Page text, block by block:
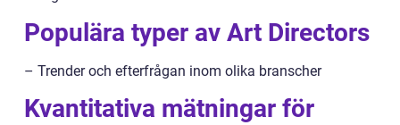
Populära typer av Art Directors
– Trender och efterfrågan inom olika branscher
Kvantitativa mätningar för